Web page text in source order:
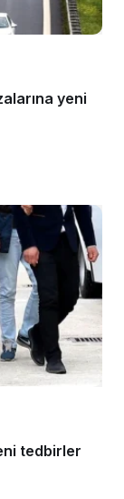
yeni
tedbirler